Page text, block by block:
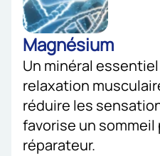
Magnésium
Un minéral
relaxation
réduire les
favorise un
réparateur.